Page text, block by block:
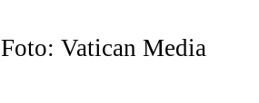
Foto: Vatican Media